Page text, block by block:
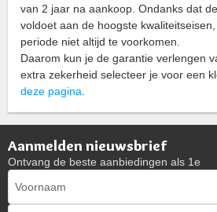
van 2 jaar na aankoop. Ondanks dat
voldoet aan de hoogste
periode niet altijd te voorkomen.
Daarom kun je de garantie verlengen
extra zekerheid selecteer je voor een
deze pagina
Aanmelden nieuwsbrief
Ontvang de beste aanbiedingen als 1e